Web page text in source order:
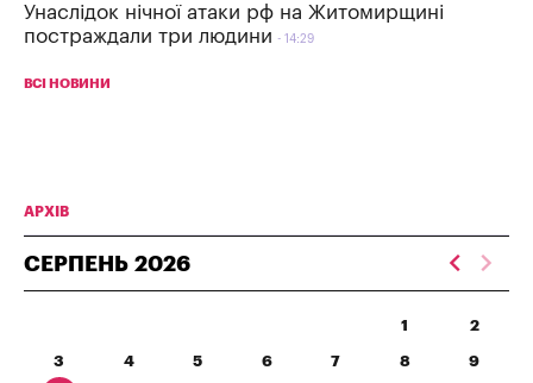
Унаслідок нічної атаки рф на Житомирщині
постраждали три людини
14:29
ВСІ НОВИНИ
АРХІВ
СЕРПЕНЬ 2026
1 2
3 4 5 6 7 8 9